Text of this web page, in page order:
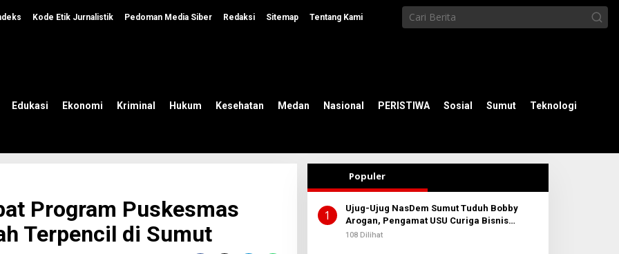
Kode Etik Jurnalistik Pedoman Media Siber Redaksi Sitemap Tentang Kami
Edukasi Ekonomi Kriminal Hukum Kesehatan Medan Nasional PERISTIWA Sosial Sumut Teknologi
Program Puskesmas
Terpencil di Sumut
Populer
1
Ujug-Ujug NasDem Sumut Tuduh Bobby
Arogan, Pengamat USU Curiga Bisnis
Reklame
108 Dilihat